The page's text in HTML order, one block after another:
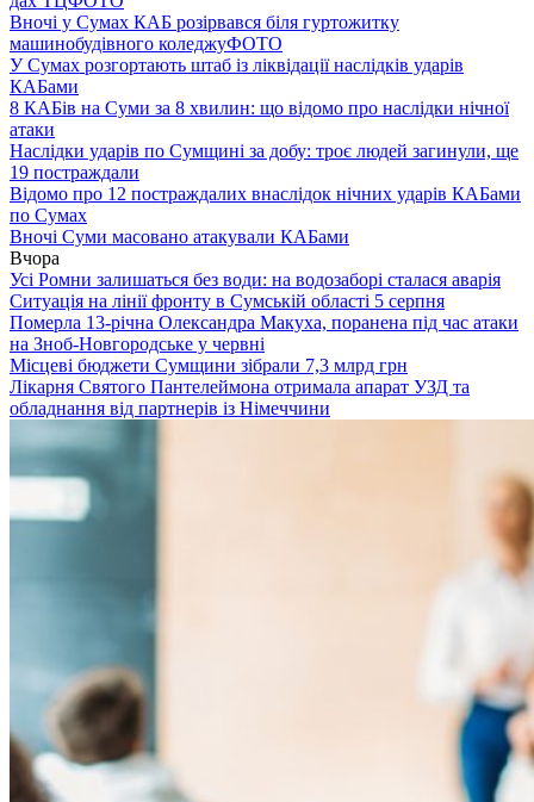
Вночі у Сумах КАБ розірвався біля гуртожитку
машинобудівного коледжуФОТО
У Сумах розгортають штаб із ліквідації наслідків ударів
КАБами
8 КАБів на Суми за 8 хвилин: що відомо про наслідки нічної
атаки
Наслідки ударів по Сумщині за добу: троє людей загинули, ще
19 постраждали
Відомо про 12 постраждалих внаслідок нічних ударів КАБами
по Сумах
Вночі Суми масовано атакували КАБами
Вчора
Усі Ромни залишаться без води: на водозаборі сталася аварія
Ситуація на лінії фронту в Сумській області 5 серпня
Померла 13-річна Олександра Макуха, поранена під час атаки
на Зноб-Новгородське у червні
Місцеві бюджети Сумщини зібрали 7,3 млрд грн
Лікарня Святого Пантелеймона отримала апарат УЗД та
обладнання від партнерів із Німеччини